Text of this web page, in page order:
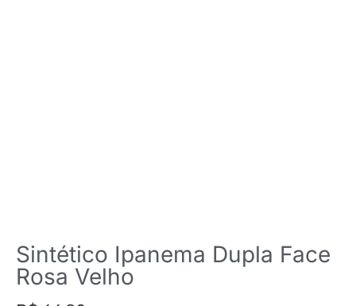
Sintético Ipanema Dupla Face
Rosa Velho